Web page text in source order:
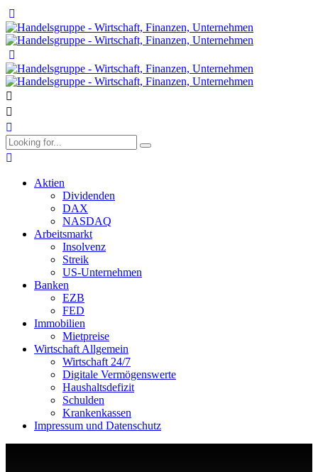
Aktien
Dividenden
DAX
NASDAQ
Arbeitsmarkt
Insolvenz
Streik
US-Unternehmen
Banken
EZB
FED
Immobilien
Mietpreise
Wirtschaft Allgemein
Wirtschaft 24/7
Digitale Vermögenswerte
Haushaltsdefizit
Schulden
Krankenkassen
Impressum und Datenschutz